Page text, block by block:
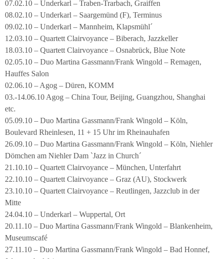
07.02.10 – Underkarl – Traben-Trarbach, Graiffen
08.02.10 – Underkarl – Saargemünd (F), Terminus
09.02.10 – Underkarl – Mannheim, Klapsmühl´
12.03.10 – Quartett Clairvoyance – Biberach, Jazzkeller
18.03.10 – Quartett Clairvoyance – Osnabrück, Blue Note
02.05.10 – Duo Martina Gassmann/Frank Wingold – Remagen,
Hauffes Salon
02.06.10 – Agog – Düren, KOMM
03.-14.06.10 Agog – China Tour, Beijing, Guangzhou, Shanghai
etc.
05.09.10 – Duo Martina Gassmann/Frank Wingold – Köln,
Boulevard Rheinlesen, 11 + 15 Uhr im Rheinauhafen
26.09.10 – Duo Martina Gassmann/Frank Wingold – Köln, Niehler
Dömchen am Niehler Dam `Jazz in Church´
21.10.10 – Quartett Clairvoyance – München, Unterfahrt
22.10.10 – Quartett Clairvoyance – Graz (AU), Stockwerk
23.10.10 – Quartett Clairvoyance – Reutlingen, Jazzclub in der
Mitte
24.04.10 – Underkarl – Wuppertal, Ort
20.11.10 – Duo Martina Gassmann/Frank Wingold – Blankenheim,
Museumscafé
27.11.10 – Duo Martina Gassmann/Frank Wingold – Bad Honnef,